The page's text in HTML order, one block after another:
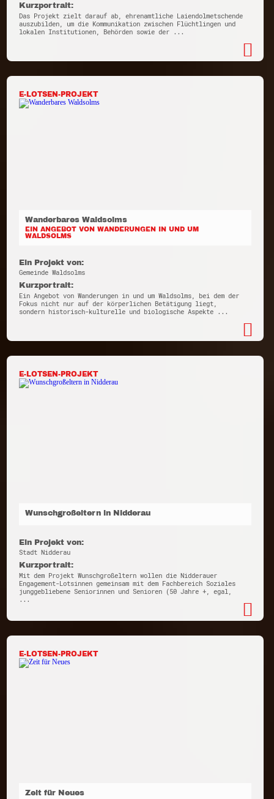
Kurzportrait:
Das Projekt zielt darauf ab, ehrenamtliche Laiendolmetschende
auszubilden, um die Kommunikation zwischen Flüchtlingen und
lokalen Institutionen, Behörden sowie der ...
E-LOTSEN-PROJEKT
Wanderbares Waldsolms
EIN ANGEBOT VON WANDERUNGEN IN UND UM
WALDSOLMS
Ein Projekt von:
Gemeinde Waldsolms
Kurzportrait:
Ein Angebot von Wanderungen in und um Waldsolms, bei dem der
Fokus nicht nur auf der körperlichen Betätigung liegt,
sondern historisch-kulturelle und biologische Aspekte ...
E-LOTSEN-PROJEKT
Wunschgroßeltern in Nidderau
Ein Projekt von:
Stadt Nidderau
Kurzportrait:
Mit dem Projekt Wunschgroßeltern wollen die Nidderauer
Engagement-Lotsinnen gemeinsam mit dem Fachbereich Soziales
junggebliebene Seniorinnen und Senioren (50 Jahre +, egal,
...
E-LOTSEN-PROJEKT
Zeit für Neues